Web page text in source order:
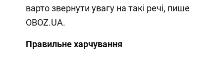
варто звернути увагу на такі речі, пише
OBOZ.UA.
Правильне харчування